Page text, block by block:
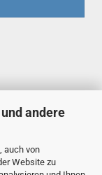
andere
auch von
Website zu